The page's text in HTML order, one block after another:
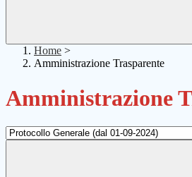
Home >
Amministrazione Trasparente
Amministrazione